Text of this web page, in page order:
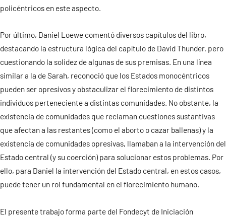
policéntricos en este aspecto.
Por último, Daniel Loewe comentó diversos capítulos del libro,
destacando la estructura lógica del capítulo de David Thunder, pero
cuestionando la solidez de algunas de sus premisas. En una línea
similar a la de Sarah, reconoció que los Estados monocéntricos
pueden ser opresivos y obstaculizar el florecimiento de distintos
individuos perteneciente a distintas comunidades. No obstante, la
existencia de comunidades que reclaman cuestiones sustantivas
que afectan a las restantes (como el aborto o cazar ballenas) y la
existencia de comunidades opresivas, llamaban a la intervención del
Estado central (y su coerción) para solucionar estos problemas. Por
ello, para Daniel la intervención del Estado central, en estos casos,
puede tener un rol fundamental en el florecimiento humano.
El presente trabajo forma parte del Fondecyt de Iniciación